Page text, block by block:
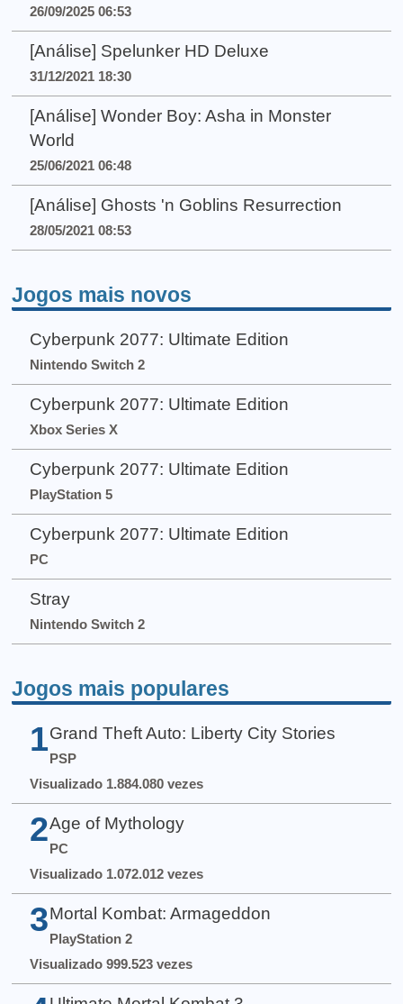
26/09/2025 06:53
[Análise] Spelunker HD Deluxe
31/12/2021 18:30
[Análise] Wonder Boy: Asha in Monster
World
25/06/2021 06:48
[Análise] Ghosts 'n Goblins Resurrection
28/05/2021 08:53
Jogos mais novos
Cyberpunk 2077: Ultimate Edition
Nintendo Switch 2
Cyberpunk 2077: Ultimate Edition
Xbox Series X
Cyberpunk 2077: Ultimate Edition
PlayStation 5
Cyberpunk 2077: Ultimate Edition
PC
Stray
Nintendo Switch 2
Jogos mais populares
1 Grand Theft Auto: Liberty City Stories
PSP
Visualizado 1.884.080 vezes
2 Age of Mythology
PC
Visualizado 1.072.012 vezes
3 Mortal Kombat: Armageddon
PlayStation 2
Visualizado 999.523 vezes